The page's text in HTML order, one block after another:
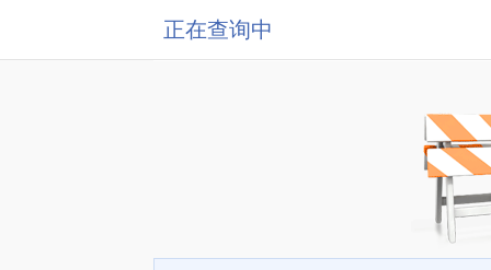
正在查询中